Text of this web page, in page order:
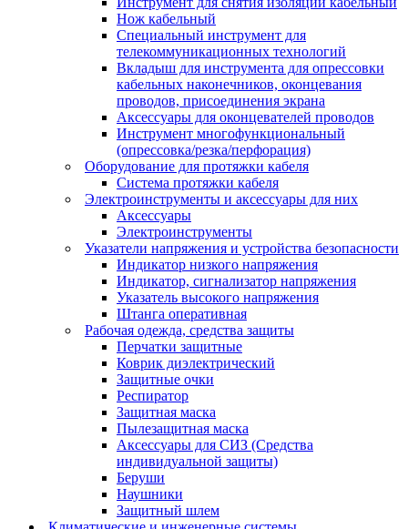
Нож кабельный
Специальный инструмент для
телекоммуникационных технологий
Вкладыш для инструмента для опрессовки
кабельных наконечников, оконцевания
проводов, присоединения экрана
Аксессуары для оконцевателей проводов
Инструмент многофункциональный
(опрессовка/резка/перфорация)
Оборудование для протяжки кабеля
Система протяжки кабеля
Электроинструменты и аксессуары для них
Аксессуары
Электроинструменты
Указатели напряжения и устройства безопасности
Индикатор низкого напряжения
Индикатор, сигнализатор напряжения
Указатель высокого напряжения
Штанга оперативная
Рабочая одежда, средства защиты
Перчатки защитные
Коврик диэлектрический
Защитные очки
Респиратор
Защитная маска
Пылезащитная маска
Аксессуары для СИЗ (Средства
индивидуальной защиты)
Беруши
Наушники
Защитный шлем